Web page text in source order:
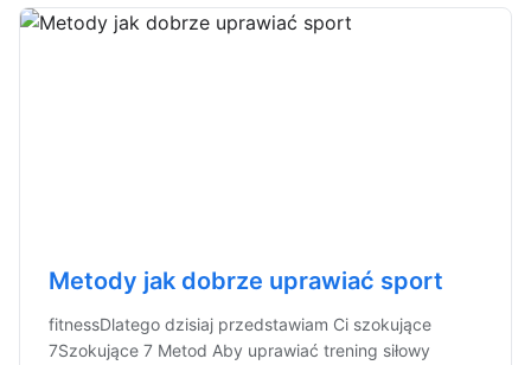
Metody jak dobrze uprawiać sport
fitnessDlatego dzisiaj przedstawiam Ci szokujące
7Szokujące 7 Metod Aby uprawiać trening siłowy